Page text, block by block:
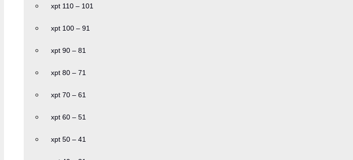
xpt 110 – 101
xpt 100 – 91
xpt 90 – 81
xpt 80 – 71
xpt 70 – 61
xpt 60 – 51
xpt 50 – 41